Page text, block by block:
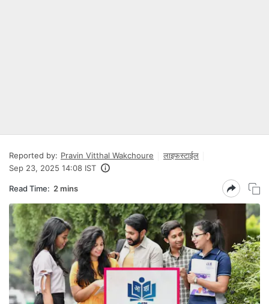
Reported by: Pravin Vitthal Wakchoure
लाइफस्टाईल
Sep 23, 2025 14:08 IST
Read Time: 2 mins